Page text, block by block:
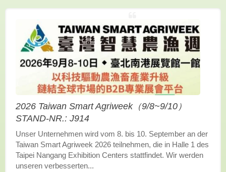
eingesetzt werden. Ausrüstung. Wir bieten OEM-Fertigung
effiziente und effektive Zufriedenheit. Lassen Sie
BLOWTAC lineare Luftpumpen Teil Ihrer Produktlösung
sein.
2026 Taiwan Smart Agriweek（9/8~9/10）
STAND-NR.: J914
Unser Unternehmen wird vom 8. bis 10. September an der
Taiwan Smart Agriweek 2026 teilnehmen, die in Halle 1 des
Taipei Nangang Exhibition Centers stattfindet. Wir werden
unseren verbesserten...